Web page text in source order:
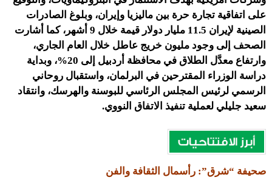
على اتفاقية تجارة حرة بين ماليزيا وإيران، وبلوغ الصادرات
الصينية لإيران 11.5 مليار دولار قيمة خلال 9 أشهر، كما أشارت
الصحف إلى وجود مليون خريج عاطل خلال العام الجاري،
وارتفاع معدَّل الطلاق في محافظة أردبيل إلى 20%، وبداية
دراسة الوزراء المقترحين في البرلمان، واستقبال روحاني
الرسمي لرئيس المجلس الرئاسي للبوسنة والهرسك، وانتقاد
سعيد جليلي لعملية تنفيذ الاتفاق النووي.
صحيفة “شرق”: رأسمال الثقافة والفن